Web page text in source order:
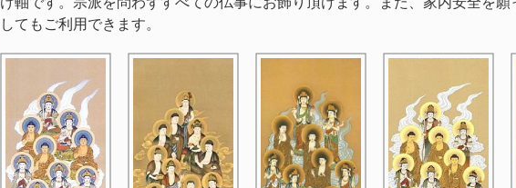
してもご利用できます。